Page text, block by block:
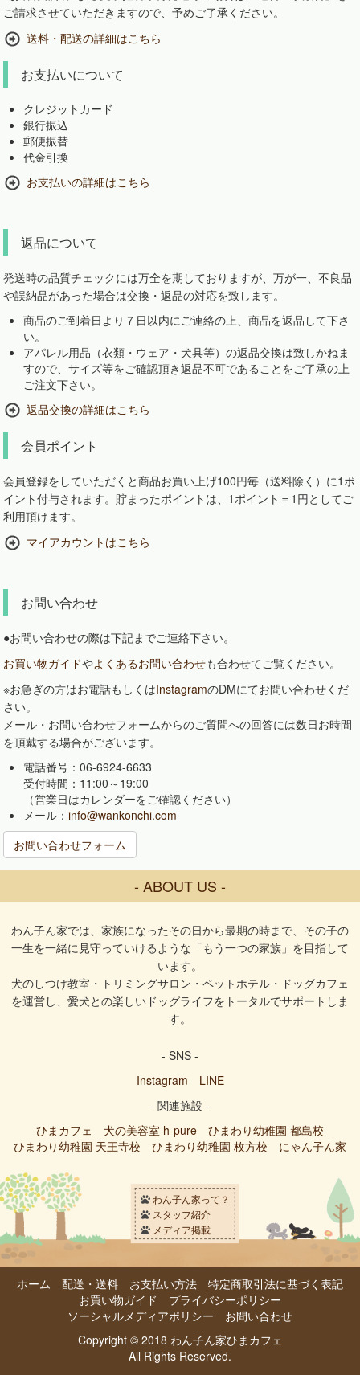
ご請求させていただきますので、予めご了承ください。
送料・配送の詳細はこちら
お支払いについて
クレジットカード
銀行振込
郵便振替
代金引換
お支払いの詳細はこちら
返品について
発送時の品質チェックには万全を期しておりますが、万が一、不良品
や誤納品があった場合は交換・返品の対応を致します。
商品のご到着日より７日以内にご連絡の上、商品を返品して下さ
い。
アパレル用品（衣類・ウェア・犬具等）の返品交換は致しかねま
すので、サイズ等をご確認頂き返品不可であることをご了承の上
ご注文下さい。
返品交換の詳細はこちら
会員ポイント
会員登録をしていただくと商品お買い上げ100円毎（送料除く）に1ポ
イント付与されます。貯まったポイントは、1ポイント＝1円としてご
利用頂けます。
マイアカウントはこちら
お問い合わせ
●お問い合わせの際は下記までご連絡下さい。
お買い物ガイドやよくあるお問い合わせも合わせてご覧ください。
※お急ぎの方はお電話もしくはInstagramのDMにてお問い合わせくだ
さい。
メール・お問い合わせフォームからのご質問への回答には数日お時間
を頂戴する場合がございます。
電話番号：06-6924-6633
受付時間：11:00～19:00
（営業日はカレンダーをご確認ください）
メール：info@wankonchi.com
お問い合わせフォーム
- ABOUT US -
わん子ん家では、家族になったその日から最期の時まで、その子の
一生を一緒に見守っていけるような「もう一つの家族」を目指して
います。
犬のしつけ教室・トリミングサロン・ペットホテル・ドッグカフェ
を運営し、愛犬との楽しいドッグライフをトータルでサポートしま
す。
- SNS -
Instagram
LINE
- 関連施設 -
ひまカフェ
犬の美容室 h-pure
ひまわり幼稚園 都島校
ひまわり幼稚園 天王寺校
ひまわり幼稚園 枚方校 にゃん子ん家
わん子ん家って？
スタッフ紹介
メディア掲載
ホーム 配送・送料 お支払い方法
特定商取引法に基づく表記
お買い物ガイド
プライバシーポリシー
ソーシャルメディアポリシー
お問い合わせ
Copyright © 2018 わん子ん家ひまカフェ
All Rights Reserved.